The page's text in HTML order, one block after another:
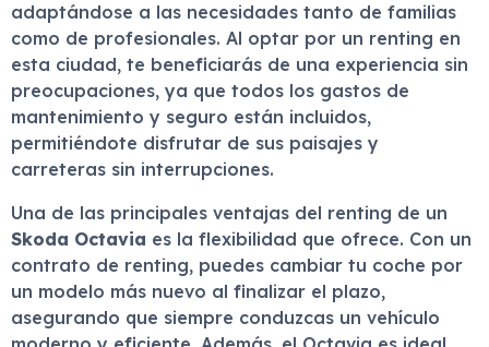
adaptándose a las necesidades tanto de familias
como de profesionales. Al optar por un renting en
esta ciudad, te beneficiarás de una experiencia sin
preocupaciones, ya que todos los gastos de
mantenimiento y seguro están incluidos,
permitiéndote disfrutar de sus paisajes y
carreteras sin interrupciones.
Una de las principales ventajas del renting de un
Skoda Octavia es la flexibilidad que ofrece. Con un
contrato de renting, puedes cambiar tu coche por
un modelo más nuevo al finalizar el plazo,
asegurando que siempre conduzcas un vehículo